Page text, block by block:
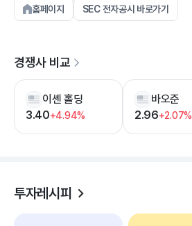
홈페이지 SEC 전자공시 바로가기
경쟁사 비교
이셴 홀딩
3.40+4.94%
바오준
2.96+2.07%
투자레시피